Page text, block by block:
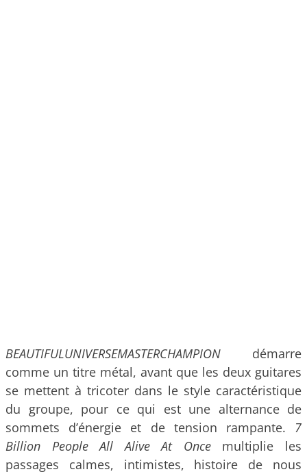
BEAUTIFULUNIVERSEMASTERCHAMPION démarre
comme un titre métal, avant que les deux guitares
se mettent à tricoter dans le style caractéristique
du groupe, pour ce qui est une alternance de
sommets d’énergie et de tension rampante. 7
Billion People All Alive At Once multiplie les
passages calmes, intimistes, histoire de nous